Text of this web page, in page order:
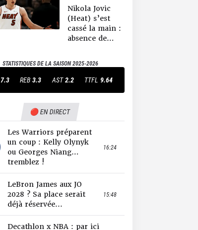
NEWS NBA
Nikola Jovic
(Heat) s’est
cassé la main :
absence de
STATISTIQUES DE LA SAISON2025-2026
7.3 REB 3.3 AST 2.2 TTFL 9.64
🔴 EN DIRECT
Les Warriors préparent
un coup : Kelly Olynyk
ou Georges Niang…
tremblez !
16:24
LeBron James aux JO
2028 ? Sa place serait
déjà réservée...
15:48
Decathlon x NBA : par ici